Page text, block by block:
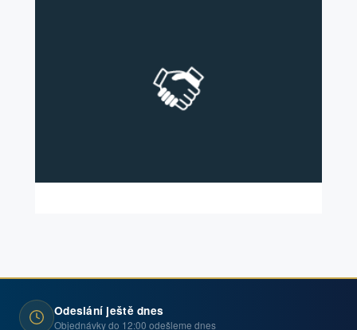
Odeslání ještě dnes
Objednávky do 12:00 odešleme dnes